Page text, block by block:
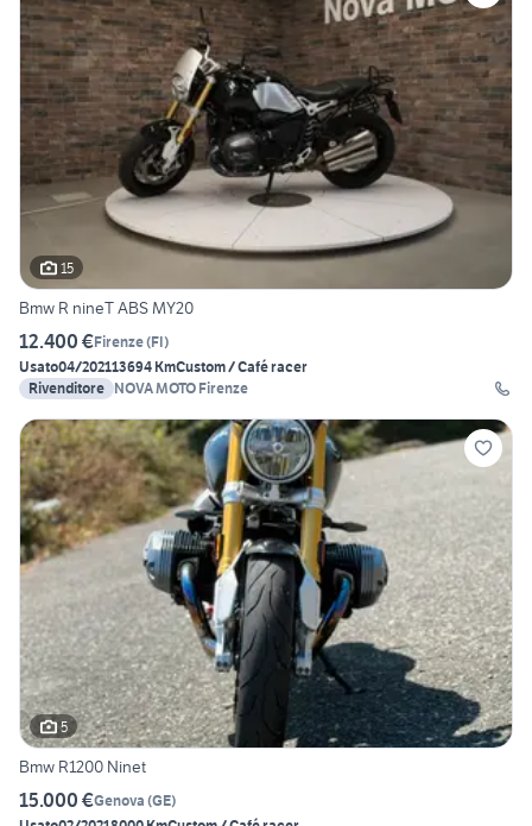
15
Bmw R nineT ABS MY20
12.400 €Firenze(FI)
Usato04/202113694 KmCustom / Café racer
Rivenditore NOVA MOTO Firenze
5
Bmw R1200 Ninet
15.000 €Genova (GE)